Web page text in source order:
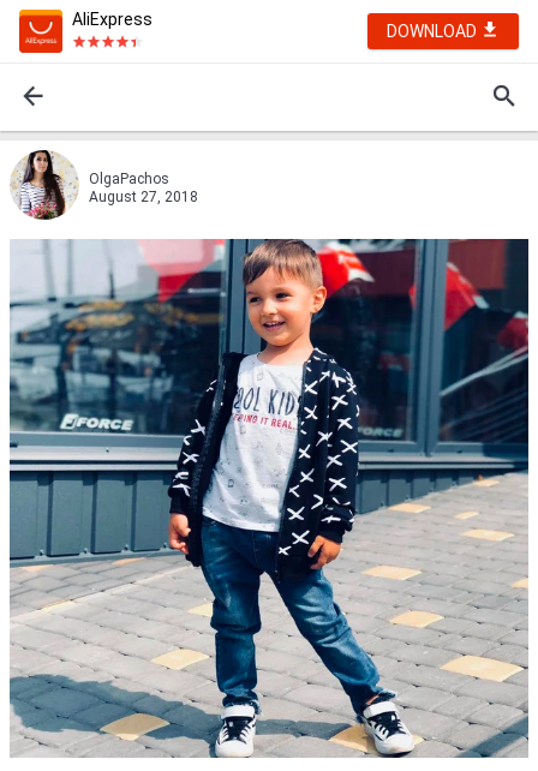
AliExpress
DOWNLOAD
OlgaPachos
August 27, 2018